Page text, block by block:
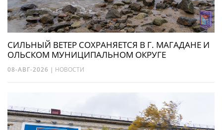
СИЛЬНЫЙ ВЕТЕР СОХРАНЯЕТСЯ В Г. МАГАДАНЕ И
ОЛЬСКОМ МУНИЦИПАЛЬНОМ ОКРУГЕ
08-АВГ-2026 | НОВОСТИ